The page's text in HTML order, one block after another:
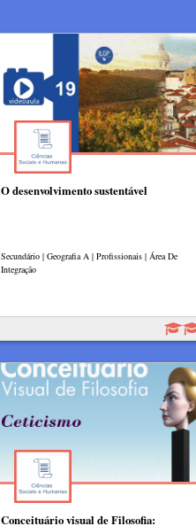
O desenvolvimento sustentável
Secundário | Geografia A | Profissionais | Área De
Integração
Conceituário visual de Filosofia: